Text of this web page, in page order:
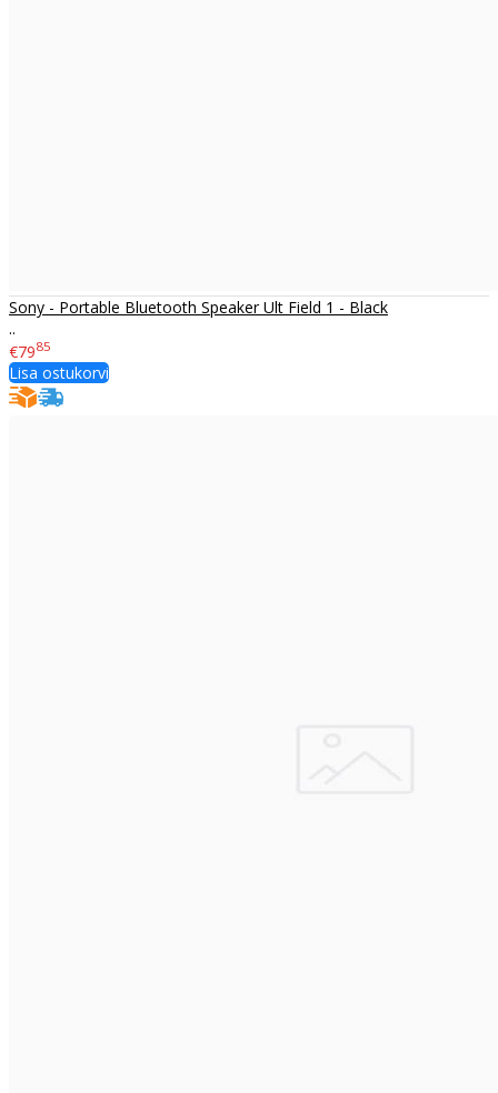
Sony - Portable Bluetooth Speaker Ult Field 1 - Black
..
€7985
Lisa ostukorvi